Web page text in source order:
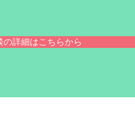
の詳細はこちらから